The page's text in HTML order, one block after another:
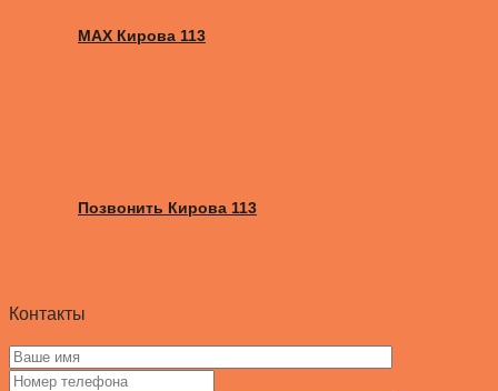
MAX Кирова 113
Позвонить Кирова 113
Контакты